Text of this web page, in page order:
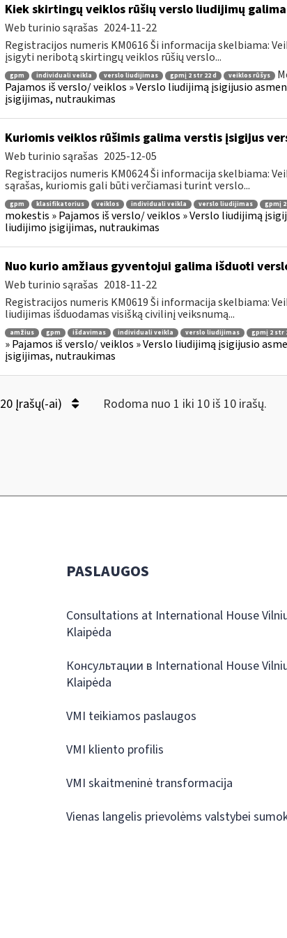
Kiek skirtingų veiklos rūšių verslo liudijimų
Web turinio sąrašas 2024-11-22
Registracijos numeris KM0616 Ši informacija skelbiama:
įsigyti neribotą skirtingų veiklos rūšių verslo...
gpm individuali veikla verslo liudijimas gpmį 2 str 22 d veiklos rūšys
Pajamos iš verslo/ veiklos » Verslo liudijimą įsigijusio
įsigijimas, nutraukimas
Kuriomis veiklos rūšimis galima verstis įsigijus
Web turinio sąrašas 2025-12-05
Registracijos numeris KM0624 Ši informacija skelbiama:
sąrašas, kuriomis gali būti verčiamasi turint verslo...
gpm klasifikatorius veiklos individuali veikla verslo liudijimas gpmį
mokestis » Pajamos iš verslo/ veiklos » Verslo liudijimą
liudijimo įsigijimas, nutraukimas
Nuo kurio amžiaus gyventojui galima išduoti
Web turinio sąrašas 2018-11-22
Registracijos numeris KM0619 Ši informacija skelbiama:
liudijimas išduodamas visišką civilinį veiksnumą...
amžius gpm išdavimas individuali veikla verslo liudijimas gpmį 2 str
» Pajamos iš verslo/ veiklos » Verslo liudijimą įsigijusio
įsigijimas, nutraukimas
20 Įrašų(-ai) Rodoma nuo 1 iki 10 iš 10 irašų.
PASLAUGOS
Consultations at International House
Klaipėda
Консультации в International House
Klaipėda
VMI teikiamos paslaugos
VMI kliento profilis
VMI skaitmeninė transformacija
Vienas langelis prievolėms valstybei